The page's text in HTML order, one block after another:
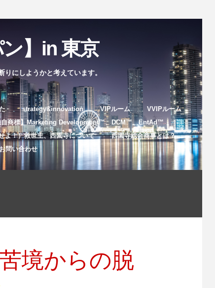
】in 東京
にしようかと考えています。
strategy&innovation VIPルーム
VVIPルーム
自商標】Marketing Development™️、DCM™️、EntAd™️
よ！）救世主、西園寺について
西園寺総合商事とは？
問い合わせ
境からの脱